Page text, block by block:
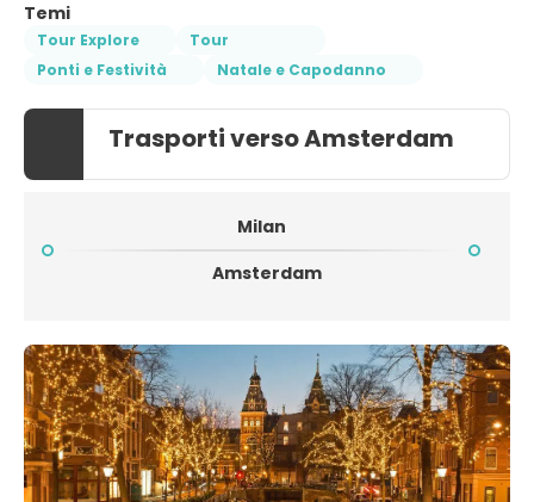
Temi
Tour Explore
Tour
Ponti e Festività
Natale e Capodanno
Trasporti verso Amsterdam
Milan
Amsterdam